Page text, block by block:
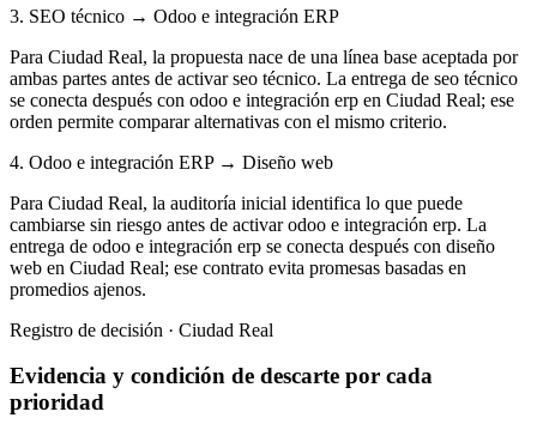
3. SEO técnico → Odoo e integración ERP
Para Ciudad Real, la propuesta nace de una línea base aceptada por
ambas partes antes de activar seo técnico. La entrega de seo técnico
se conecta después con odoo e integración erp en Ciudad Real; ese
orden permite comparar alternativas con el mismo criterio.
4. Odoo e integración ERP → Diseño web
Para Ciudad Real, la auditoría inicial identifica lo que puede
cambiarse sin riesgo antes de activar odoo e integración erp. La
entrega de odoo e integración erp se conecta después con diseño
web en Ciudad Real; ese contrato evita promesas basadas en
promedios ajenos.
Registro de decisión · Ciudad Real
Evidencia y condición de descarte por cada
prioridad